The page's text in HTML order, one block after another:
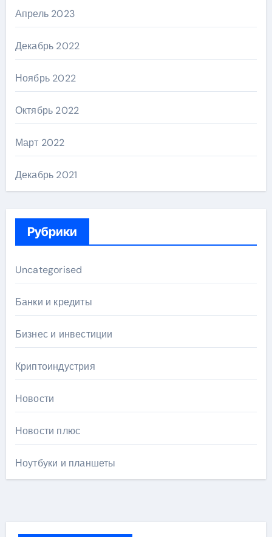
Апрель 2023
Декабрь 2022
Ноябрь 2022
Октябрь 2022
Март 2022
Декабрь 2021
Рубрики
Uncategorised
Банки и кредиты
Бизнес и инвестиции
Криптоиндустрия
Новости
Новости плюс
Ноутбуки и планшеты